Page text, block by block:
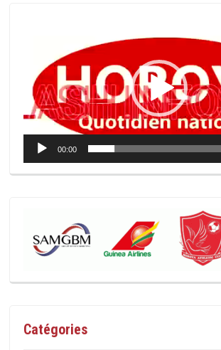
00:00
Catégories